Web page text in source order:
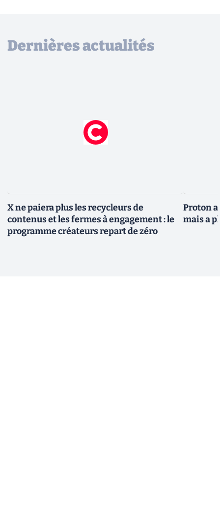
Dernières actualités
X ne paiera plus les recycleurs de
contenus et les fermes à engagement : le
programme créateurs repart de zéro
Proton
mais a